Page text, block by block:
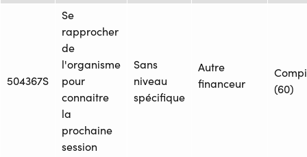
504367S
Se
rapprocher
de
l'organisme
pour
connaitre
la
prochaine
session
Sans
niveau
spécifique
Autre
financeur
(60)